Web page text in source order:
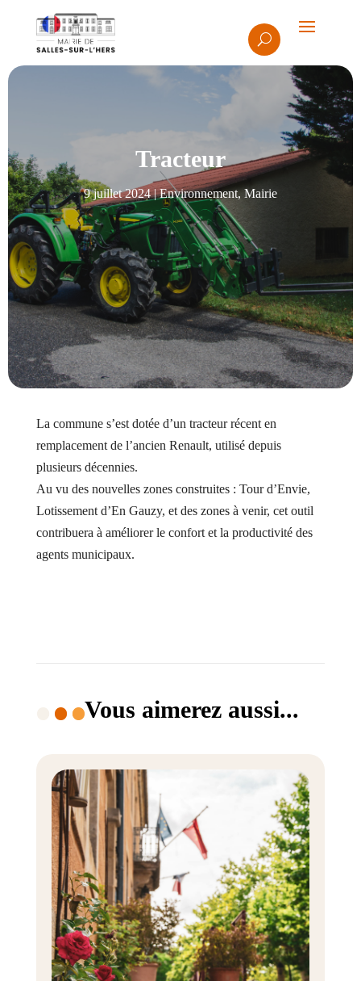
Tracteur
9 juillet 2024|Environnement,Mairie
La commune s’est dotée d’un tracteur récent en
remplacement de l’ancien Renault, utilisé depuis
plusieurs décennies.
Au vu des nouvelles zones construites : Tour d’Envie,
Lotissement d’En Gauzy, et des zones à venir, cet outil
contribuera à améliorer le confort et la productivité des
agents municipaux.
Vous aimerez aussi...